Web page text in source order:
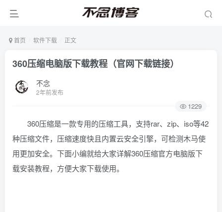
首页 软件下载 正文
360压缩电脑版下载教程（官网下载链接）
不念
2年前发布
1229
360压缩是一款专用的压缩工具，支持rar、zip、iso等42
种压缩文件，压缩速度快且内置云安全引擎，可检测木马使
用更加安全。下面小编就给大家详解360压缩官方电脑版下
载安装教程，方便大家下载使用。